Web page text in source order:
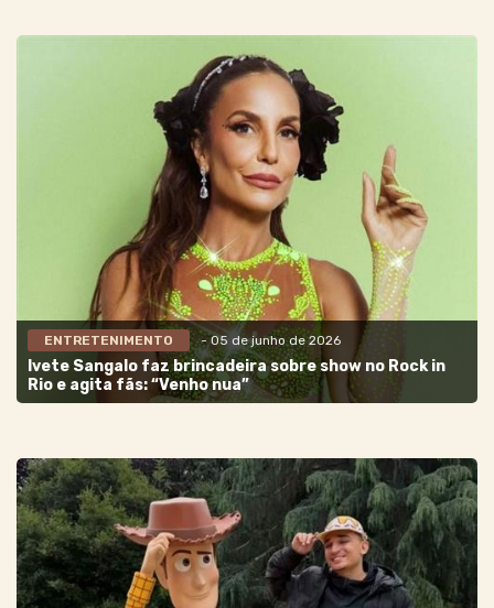
ENTRETENIMENTO - 05 de junho de 2026
Ivete Sangalo faz brincadeira sobre show no Rock in
Rio e agita fãs: “Venho nua”